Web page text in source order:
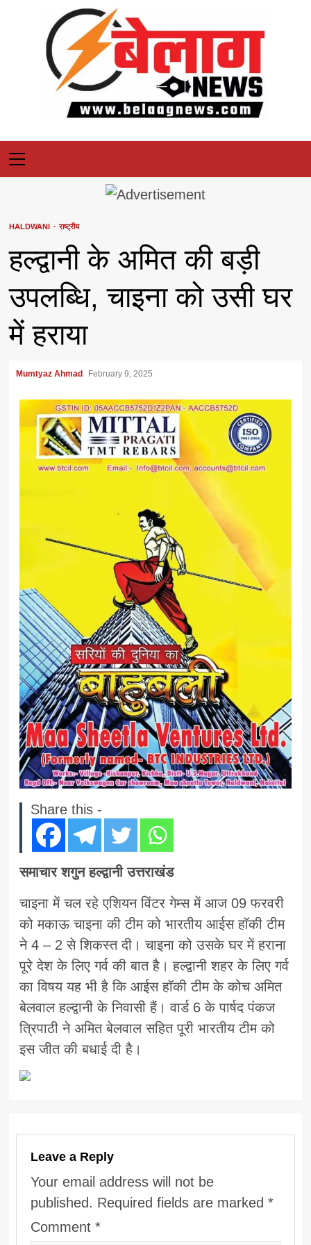
Primary
Menu
HALDWANI राष्ट्रीय
हल्द्वानी के अमित की बड़ी
उपलब्धि, चाइना को उसी घर
में हराया
Mumtyaz Ahmad February 9, 2025
Share this -
समाचार शगुन हल्द्वानी उत्तराखंड
चाइना में चल रहे एशियन विंटर गेम्स में आज 09 फरवरी
को मकाऊ चाइना की टीम को भारतीय आईस हॉकी टीम
ने 4 – 2 से शिकस्त दी। चाइना को उसके घर में हराना
पूरे देश के लिए गर्व की बात है। हल्द्वानी शहर के लिए गर्व
का विषय यह भी है कि आईस हॉकी टीम के कोच अमित
बेलवाल हल्द्वानी के निवासी हैं। वार्ड 6 के पार्षद पंकज
त्रिपाठी ने अमित बेलवाल सहित पूरी भारतीय टीम को
इस जीत की बधाई दी है।
Leave a Reply
Your email address will not be
published. Required fields are marked*
Comment*